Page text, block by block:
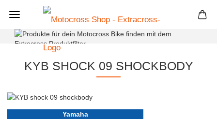
KYB SHOCK 09 SHOCKBODY
Yamaha